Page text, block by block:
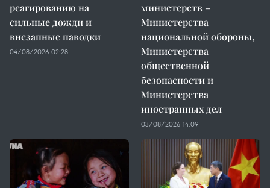
реагированию на
сильные дожди и
внезапные паводки
04/08/2026 02:28
министерств –
Министерства
национальной обороны,
Министерства
общественной
безопасности и
Министерства
иностранных дел
03/08/2026 14:09